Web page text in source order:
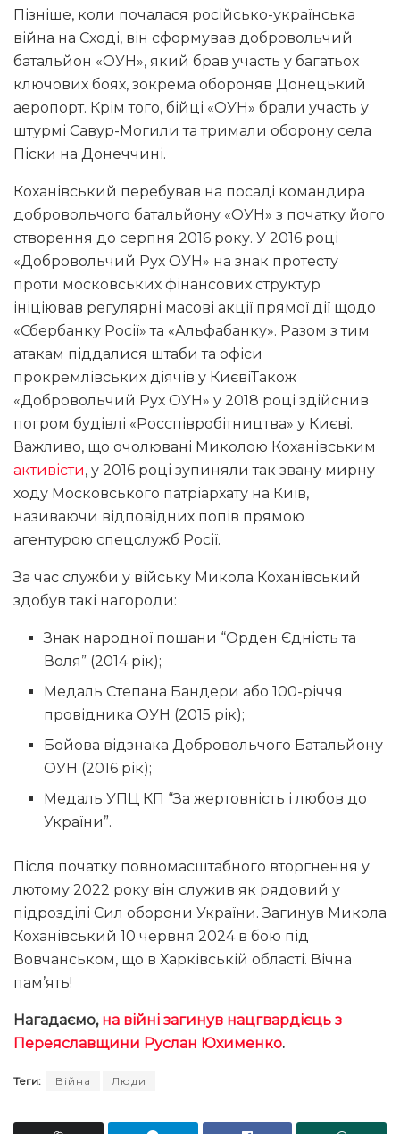
Пізніше, коли почалася російсько-українська
війна на Сході, він сформував добровольчий
батальйон «ОУН», який брав участь у багатьох
ключових боях, зокрема обороняв Донецький
аеропорт. Крім того, бійці «ОУН» брали участь у
штурмі Савур-Могили та тримали оборону села
Піски на Донеччині.
Коханівський перебував на посаді командира
добровольчого батальйону «ОУН» з початку його
створення до серпня 2016 року. У 2016 році
«Добровольчий Рух ОУН» на знак протесту
проти московських фінансових структур
ініціював регулярні масові акції прямої дії щодо
«Сбербанку Росії» та «Альфабанку». Разом з тим
атакам піддалися штаби та офіси
прокремлівських діячів у КиєвіТакож
«Добровольчий Рух ОУН» у 2018 році здійснив
погром будівлі «Росспівробітництва» у Києві.
Важливо, що очолювані Миколою Коханівським
активісти, у 2016 році зупиняли так звану мирну
ходу Московського патріархату на Київ,
називаючи відповідних попів прямою
агентурою спецслужб Росії.
За час служби у війську Микола Коханівський
здобув такі нагороди:
Знак народної пошани “Орден Єдність та
Воля” (2014 рік);
Медаль Степана Бандери або 100-річчя
провідника ОУН (2015 рік);
Бойова відзнака Добровольчого Батальйону
ОУН (2016 рік);
Медаль УПЦ КП “За жертовність і любов до
України”.
Після початку повномасштабного вторгнення у
лютому 2022 року він служив як рядовий у
підрозділі Сил оборони України. Загинув Микола
Коханівський 10 червня 2024 в бою під
Вовчанськом, що в Харківській області. Вічна
пам’ять!
Нагадаємо, на війні загинув нацгвардієць з
Переяславщини Руслан Юхименко.
Теги: Війна Люди